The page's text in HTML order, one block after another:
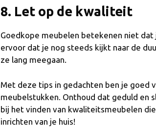
8. Let op de kwaliteit
Goedkope meubelen betekenen niet
ervoor dat je nog steeds kijkt naar de
ze lang meegaan.
Met deze tips in gedachten ben je goed
meubelstukken. Onthoud dat geduld en
bij het vinden van kwaliteitsmeubelen
inrichten van je huis!